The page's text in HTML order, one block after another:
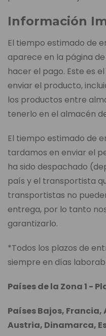
Información
El tiempo estimado de
aparece en la página
hacer el pago. Este es
enviar el producto,
los productos entre
tenerlo en el almacén
El tiempo estimado de
tardamos en enviar el
ha sido despachado
país y el transportista
transportistas no
entrega, por lo tanto
garantizarlo.
*Todos los plazos de
siempre en días
Países de la Zona 1 -
Países Bajos,
Austria, Dinamarca,